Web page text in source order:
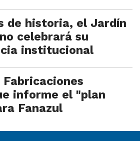
de historia, el Jardín
celebrará su
institucional
Fabricaciones
informe el "plan
Fanazul